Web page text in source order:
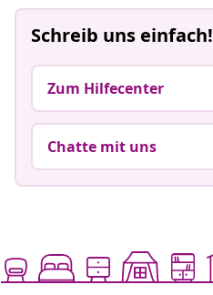
Schreib uns einfach!
Zum Hilfecenter
Chatte mit uns